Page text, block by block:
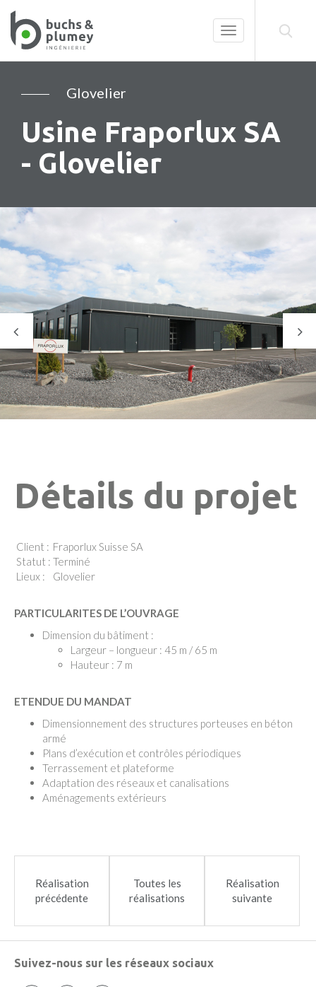
Toggle
navigation
Glovelier
Usine Fraporlux SA
- Glovelier
Précédent
Détails du projet
Client : Fraporlux Suisse SA
Statut : Terminé
Lieux :
Glovelier
PARTICULARITES DE L’OUVRAGE
Dimension du bâtiment :
Largeur – longueur : 45 m / 65 m
Hauteur : 7 m
ETENDUE DU MANDAT
Dimensionnement des structures porteuses en béton
armé
Plans d’exécution et contrôles périodiques
Terrassement et plateforme
Adaptation des réseaux et canalisations
Aménagements extérieurs
Réalisation
précédente
Toutes les
réalisations
Réalisation
suivante
Suivez-nous sur les réseaux sociaux